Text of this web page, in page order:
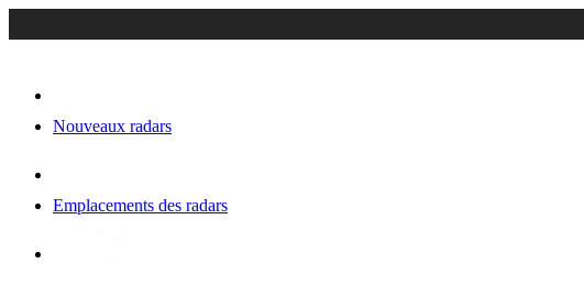
Nouveaux radars
Emplacements des radars